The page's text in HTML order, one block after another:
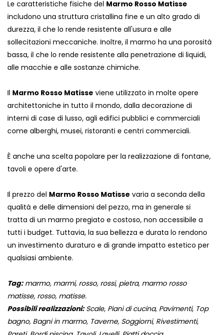
Le caratteristiche fisiche del Marmo Rosso Matisse
includono una struttura cristallina fine e un alto grado di
durezza, il che lo rende resistente all'usura e alle
sollecitazioni meccaniche. Inoltre, il marmo ha una porosità
bassa, il che lo rende resistente alla penetrazione di liquidi,
alle macchie e alle sostanze chimiche.
Il Marmo Rosso Matisse viene utilizzato in molte opere
architettoniche in tutto il mondo, dalla decorazione di
interni di case di lusso, agli edifici pubblici e commerciali
come alberghi, musei, ristoranti e centri commerciali.
È anche una scelta popolare per la realizzazione di fontane,
tavoli e opere d'arte.
Il prezzo del Marmo Rosso Matisse varia a seconda della
qualità e delle dimensioni del pezzo, ma in generale si
tratta di un marmo pregiato e costoso, non accessibile a
tutti i budget. Tuttavia, la sua bellezza e durata lo rendono
un investimento duraturo e di grande impatto estetico per
qualsiasi ambiente.
Tag:marmo, marmi, rosso, rossi, pietra, marmo rosso
matisse, rosso, matisse.
Possibili realizzazioni:Scale, Piani di cucina, Pavimenti, Top
bagno, Bagni in marmo, Taverne, Soggiorni, Rivestimenti,